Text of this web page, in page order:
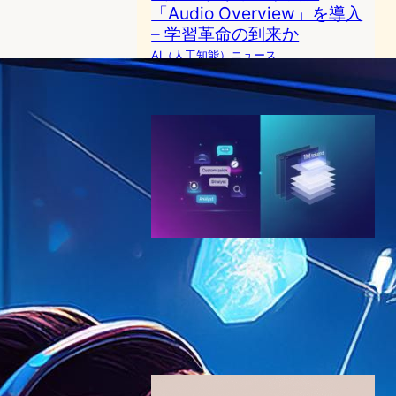
「Audio Overview」を導入
– 学習革命の到来か
AI（人工知能）ニュース
NotebookLM
2024年9月13日7:51
Google NotebookLM、対話
型AIの新次元へ―カスタム指
示と会話履歴保存を実装
AI（人工知能）ニュース
NotebookLM
2025年11月2日9:00